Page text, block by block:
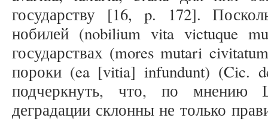
государству [16, p. 172].
нобилей (nobilium vita victuque
государствах (mores mutari
пороки (ea [vitia] infundunt) (Cic.
подчеркнуть, что, по мнению
деградации склонны не только